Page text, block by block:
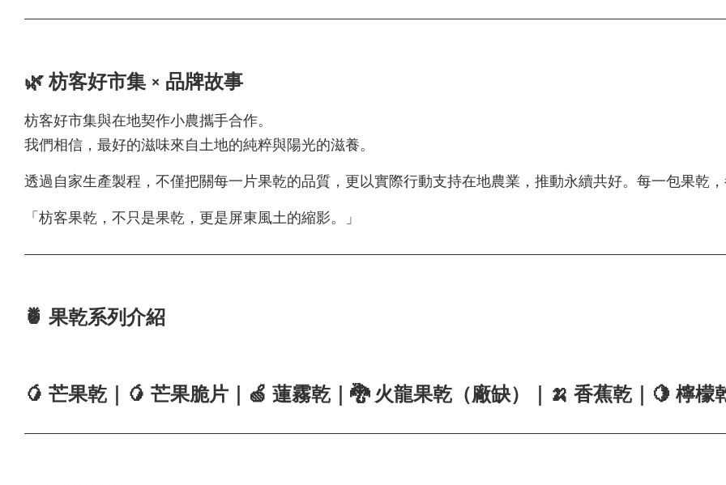
🌿 枋客好市集 × 品牌故事
枋客好市集與在地契作小農攜手合作。
我們相信，最好的滋味來自土地的純粹與陽光的滋養。
透過自家生產製程，不僅把關每一片果乾的品質，更以實際行動支持在地農業，推動永續共好。每一包果乾
「枋客果乾，不只是果乾，更是屏東風土的縮影。」
🍍 果乾系列介紹
🥭 芒果乾｜🥭 芒果脆片｜🍏 蓮霧乾｜🐉 火龍果乾（廠缺）｜🍌 香蕉乾｜🍋 檸檬